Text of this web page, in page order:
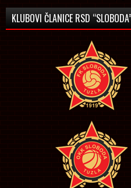
KLUBOVI ČLANICE RSD “SLOBODA”